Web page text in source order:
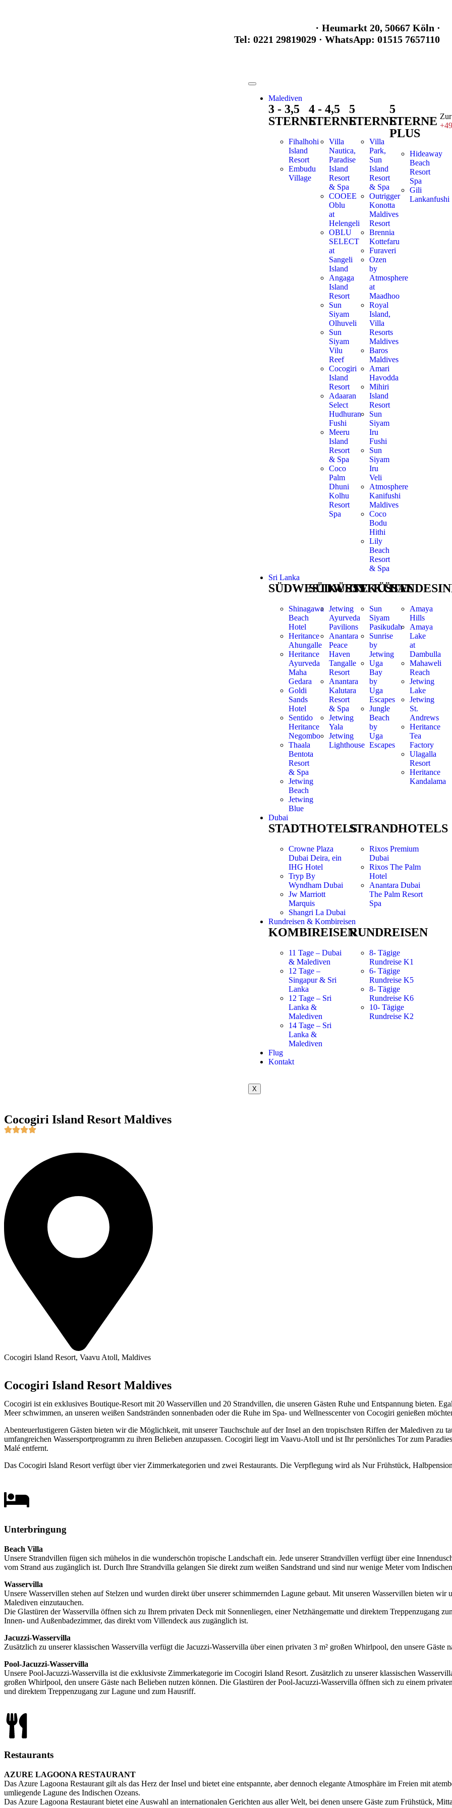
· Heumarkt 20, 50667 Köln ·
Tel: 0221 29819029 · WhatsApp: 01515 7657110
Malediven
3 - 3,5
STERNE
Fihalhohi
Island
Resort
Embudu
Village
4 - 4,5
STERNE
Villa
Nautica,
Paradise
Island
Resort
& Spa
COOEE
Oblu
at
Helengeli
OBLU
SELECT
at
Sangeli
Island
Angaga
Island
Resort
Sun
Siyam
Olhuveli
Sun
Siyam
Vilu
Reef
Cocogiri
Island
Resort
Adaaran
Select
Hudhuran
Fushi
Meeru
Island
Resort
& Spa
Coco
Palm
Dhuni
Kolhu
Resort
Spa
5
STERNE
Villa
Park,
Sun
Island
Resort
& Spa
Outrigger
Konotta
Maldives
Resort
Brennia
Kottefaru
Furaveri
Ozen
by
Atmosphere
at
Maadhoo
Royal
Island,
Villa
Resorts
Maldives
Baros
Maldives
Amari
Havodda
Mihiri
Island
Resort
Sun
Siyam
Iru
Fushi
Sun
Siyam
Iru
Veli
Atmosphere
Kanifushi
Maldives
Coco
Bodu
Hithi
Lily
Beach
Resort
& Spa
5
STERNE
PLUS
Hideaway
Beach
Resort
Spa
Gili
Lankanfushi
Sri Lanka
SÜDWESTKÜSTE
Shinagawa
Beach
Hotel
Heritance
Ahungalle
Heritance
Ayurveda
Maha
Gedara
Goldi
Sands
Hotel
Sentido
Heritance
Negombo
Thaala
Bentota
Resort
& Spa
Jetwing
Beach
Jetwing
Blue
SÜDWESTKÜSTE
Jetwing
Ayurveda
Pavilions
Anantara
Peace
Haven
Tangalle
Resort
Anantara
Kalutara
Resort
& Spa
Jetwing
Yala
Jetwing
Lighthouse
OSTKÜSTE
Sun
Siyam
Pasikudah
Sunrise
by
Jetwing
Uga
Bay
by
Uga
Escapes
Jungle
Beach
by
Uga
Escapes
Amaya
Hills
Amaya
Lake
at
Dambulla
Mahaweli
Reach
Jetwing
Lake
Jetwing
St.
Andrews
Heritance
Tea
Factory
Ulagalla
Resort
Heritance
Kandalama
Dubai
STADTHOTELS
Crowne Plaza
Dubai Deira, ein
IHG Hotel
Tryp By
Wyndham Dubai
Jw Marriott
Marquis
Shangri La Dubai
STRANDHOTELS
Rixos Premium
Dubai
Rixos The Palm
Hotel
Anantara Dubai
The Palm Resort
Spa
Rundreisen & Kombireisen
KOMBIREISEN
11 Tage – Dubai
& Malediven
12 Tage –
Singapur & Sri
Lanka
12 Tage – Sri
Lanka &
Malediven
14 Tage – Sri
Lanka &
Malediven
RUNDREISEN
8- Tägige
Rundreise K1
6- Tägige
Rundreise K5
8- Tägige
Rundreise K6
10- Tägige
Rundreise K2
Flug
Kontakt
X
Cocogiri Island Resort Maldives
Cocogiri Island Resort, Vaavu Atoll, Maldives
Cocogiri Island Resort Maldives
Cocogiri ist ein exklusives Boutique-Resort mit 20 Wasservillen und 20 Strandvillen, die unseren Gästen Ruhe und Entspannung bieten.
Meer schwimmen, an unseren weißen Sandstränden sonnenbaden oder die Ruhe im Spa- und Wellnesscenter von Cocogiri genießen
Abenteuerlustigeren Gästen bieten wir die Möglichkeit, mit unserer Tauchschule auf der Insel an den tropischsten Riffen der Malediven zu
umfangreichen Wassersportprogramm zu ihren Belieben anzupassen. Cocogiri liegt im Vaavu-Atoll und ist Ihr persönliches Tor zum
Malé entfernt.
Das Cocogiri Island Resort verfügt über vier Zimmerkategorien und zwei Restaurants. Die Verpflegung wird als Nur Frühstück,
Unterbringung
Beach Villa
Unsere Strandvillen fügen sich mühelos in die wunderschön tropische Landschaft ein. Jede unserer Strandvillen verfügt über eine
vom Strand aus zugänglich ist. Durch Ihre Strandvilla gelangen Sie direkt zum weißen Sandstrand und sind nur wenige Meter vom
Wasservilla
Unsere Wasservillen stehen auf Stelzen und wurden direkt über unserer schimmernden Lagune gebaut. Mit unseren Wasservillen bieten
Malediven einzutauchen.
Die Glastüren der Wasservilla öffnen sich zu Ihrem privaten Deck mit Sonnenliegen, einer Netzhängematte und direktem Treppenzugang
Innen- und Außenbadezimmer, das direkt vom Villendeck aus zugänglich ist.
Jacuzzi-Wasservilla
Zusätzlich zu unserer klassischen Wasservilla verfügt die Jacuzzi-Wasservilla über einen privaten 3 m² großen Whirlpool, den unsere Gäste
Pool-Jacuzzi-Wasservilla
Unsere Pool-Jacuzzi-Wasservilla ist die exklusivste Zimmerkategorie im Cocogiri Island Resort. Zusätzlich zu unserer klassischen
großen Whirlpool, den unsere Gäste nach Belieben nutzen können. Die Glastüren der Pool-Jacuzzi-Wasservilla öffnen sich zu einem
und direktem Treppenzugang zur Lagune und zum Hausriff.
Restaurants
AZURE LAGOONA RESTAURANT
Das Azure Lagoona Restaurant gilt als das Herz der Insel und bietet eine entspannte, aber dennoch elegante Atmosphäre im Freien mit
umliegende Lagune des Indischen Ozeans.
Das Azure Lagoona Restaurant bietet eine Auswahl an internationalen Gerichten aus aller Welt, bei denen unsere Gäste zum Frühstück,